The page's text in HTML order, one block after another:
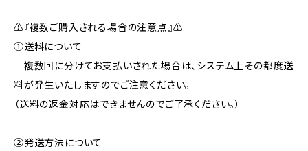
⚠️『複数ご購入される場合の注意点』⚠️
①送料について
複数回に分けてお支払いされた場合は、システム上その都度送
料が発生いたしますのでご注意ください。
（送料の返金対応はできませんのでご了承ください。）
②発送方法について